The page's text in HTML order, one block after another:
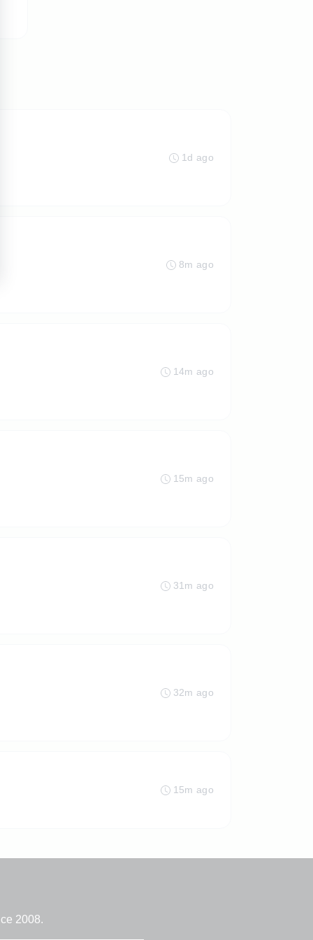
1d ago
8m ago
14m ago
15m ago
31m ago
32m ago
15m ago
2008.